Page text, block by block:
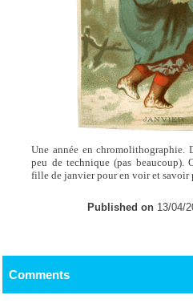
Une année en chromolithographie.
peu de technique (pas beaucoup).
fille de janvier pour en voir et savoir
Published on 13/04/
Comments